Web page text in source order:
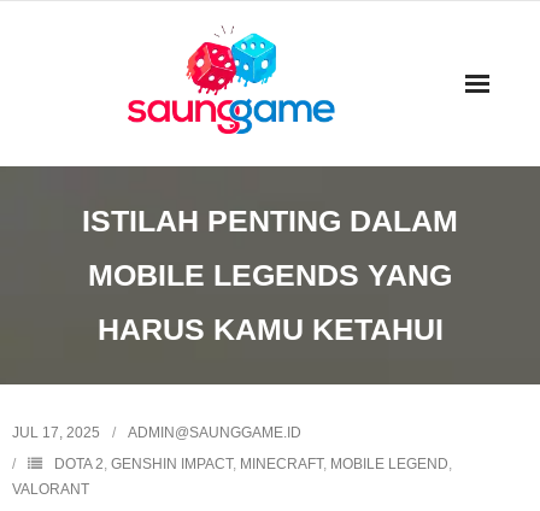
ISTILAH PENTING DALAM
MOBILE LEGENDS YANG
HARUS KAMU KETAHUI
JUL 17, 2025
ADMIN@SAUNGGAME.ID
DOTA 2, GENSHIN IMPACT, MINECRAFT, MOBILE LEGEND,
VALORANT